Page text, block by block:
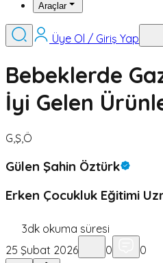
Araçlar
Üye Ol / Giriş Yap
Bebeklerde
İyi Gelen
G,Ş,Ö
Gülen Şahin Öztürk
Erken Çocukluk Eğitimi
3dk okuma süresi
25 Şubat 2026
0 0